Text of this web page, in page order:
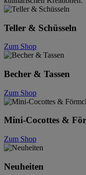
Teller & Schüsseln
Zum Shop
Becher & Tassen
Zum Shop
Mini-Cocottes &
Zum Shop
Neuheiten